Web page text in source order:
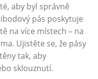
aby byl správně
pás poskytuje
na více místech – na
Ujistěte se, že pásy
tak, aby
sklouznutí.